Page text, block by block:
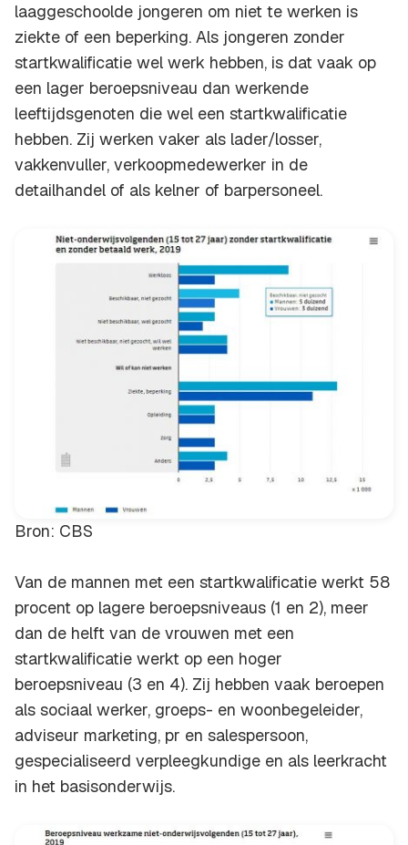
laaggeschoolde jongeren om niet te werken is
ziekte of een beperking. Als jongeren zonder
startkwalificatie wel werk hebben, is dat vaak op
een lager beroepsniveau dan werkende
leeftijdsgenoten die wel een startkwalificatie
hebben. Zij werken vaker als lader/losser,
vakkenvuller, verkoopmedewerker in de
detailhandel of als kelner of barpersoneel.
Bron: CBS
Van de mannen met een startkwalificatie werkt 58
procent op lagere beroepsniveaus (1 en 2), meer
dan de helft van de vrouwen met een
startkwalificatie werkt op een hoger
beroepsniveau (3 en 4). Zij hebben vaak beroepen
als sociaal werker, groeps- en woonbegeleider,
adviseur marketing, pr en salespersoon,
gespecialiseerd verpleegkundige en als leerkracht
in het basisonderwijs.